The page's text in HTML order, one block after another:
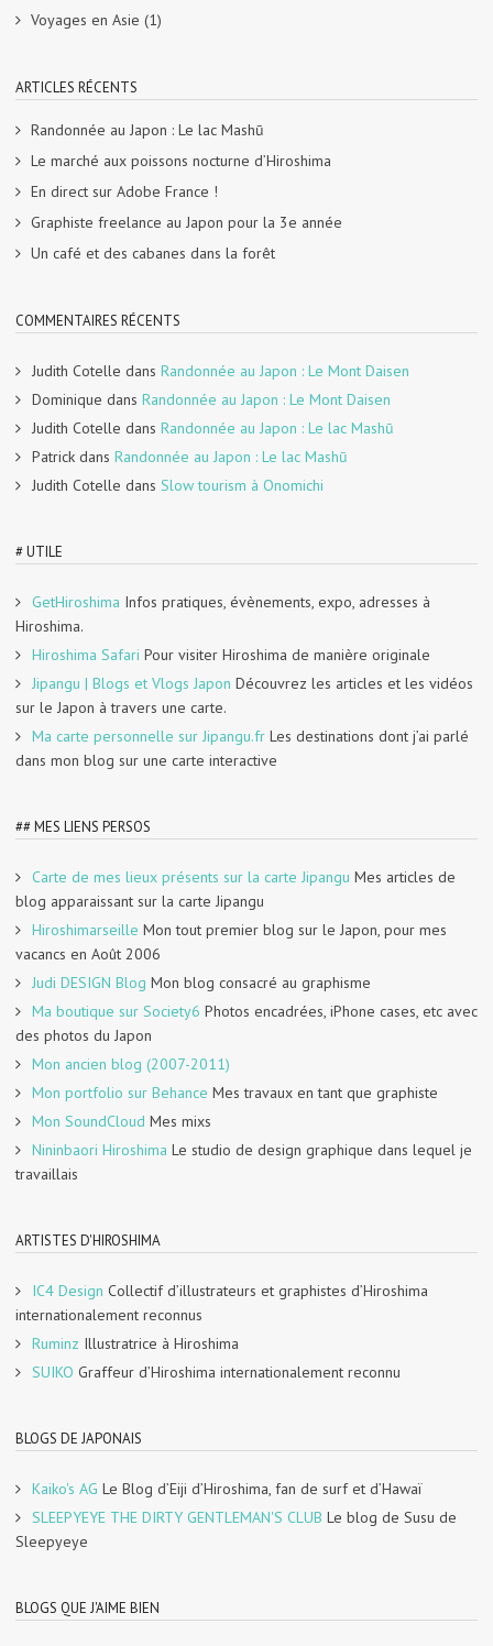
Voyages en Asie (1)
ARTICLES RÉCENTS
Randonnée au Japon : Le lac Mashū
Le marché aux poissons nocturne d’Hiroshima
En direct sur Adobe France !
Graphiste freelance au Japon pour la 3e année
Un café et des cabanes dans la forêt
COMMENTAIRES RÉCENTS
Judith Cotelle dans Randonnée au Japon : Le Mont Daisen
Dominique dans Randonnée au Japon : Le Mont Daisen
Judith Cotelle dans Randonnée au Japon : Le lac Mashū
Patrick dans Randonnée au Japon : Le lac Mashū
Judith Cotelle dans Slow tourism à Onomichi
# UTILE
GetHiroshima Infos pratiques, évènements, expo, adresses à
Hiroshima.
Hiroshima Safari Pour visiter Hiroshima de manière originale
Jipangu | Blogs et Vlogs Japon Découvrez les articles et les vidéos
sur le Japon à travers une carte.
Ma carte personnelle sur Jipangu.fr Les destinations dont j’ai parlé
dans mon blog sur une carte interactive
## MES LIENS PERSOS
Carte de mes lieux présents sur la carte Jipangu Mes articles de
blog apparaissant sur la carte Jipangu
Hiroshimarseille Mon tout premier blog sur le Japon, pour mes
vacancs en Août 2006
Judi DESIGN Blog Mon blog consacré au graphisme
Ma boutique sur Society6 Photos encadrées, iPhone cases, etc avec
des photos du Japon
Mon ancien blog (2007-2011)
Mon portfolio sur Behance Mes travaux en tant que graphiste
Mon SoundCloud Mes mixs
Nininbaori Hiroshima Le studio de design graphique dans lequel je
travaillais
ARTISTES D'HIROSHIMA
IC4 Design Collectif d’illustrateurs et graphistes d’Hiroshima
internationalement reconnus
Ruminz Illustratrice à Hiroshima
SUIKO Graffeur d’Hiroshima internationalement reconnu
BLOGS DE JAPONAIS
Kaiko's AG Le Blog d’Eiji d’Hiroshima, fan de surf et d’Hawaï
SLEEPYEYE THE DIRTY GENTLEMAN'S CLUB Le blog de Susu de
Sleepyeye
BLOGS QUE J'AIME BIEN